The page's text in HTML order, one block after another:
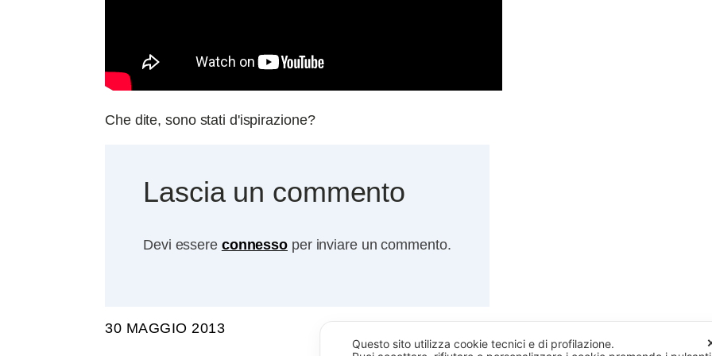
Che dite, sono stati d'ispirazione?
Lascia un commento
Devi essere connesso per inviare un commento.
30 MAGGIO 2013
Questo sito utilizza cookie tecnici e di profilazione.